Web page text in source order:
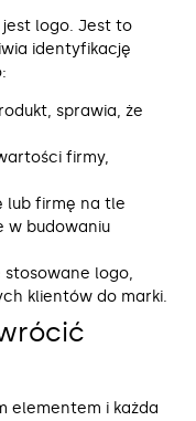
jest logo. Jest to
identyfikację
sprawia, że
firmy,
lub firmę na tle
w budowaniu
stosowane logo,
klientów do marki.
elementem i każda